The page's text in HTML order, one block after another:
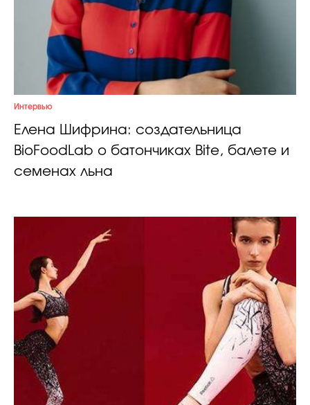
Викторины
Интервью
Елена Шифрина: создательница
BioFoodLab о батончиках Bite, балете и
семенах льна